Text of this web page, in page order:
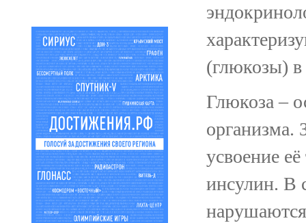
(глюкозы)
Глюкоза –
организма.
усвоение
инсулин. В